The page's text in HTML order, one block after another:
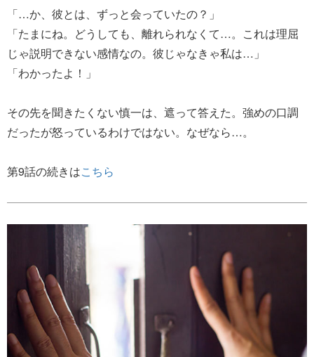
「…か、彼とは、ずっと会っていたの？」
「たまにね。どうしても、離れられなくて…。これは理屈
じゃ説明できない感情なの。彼じゃなきゃ私は…」
「わかったよ！」
その先を聞きたくない慎一は、遮って答えた。強めの口調
だったが怒っているわけではない。なぜなら…。
第9話の続きはこちら